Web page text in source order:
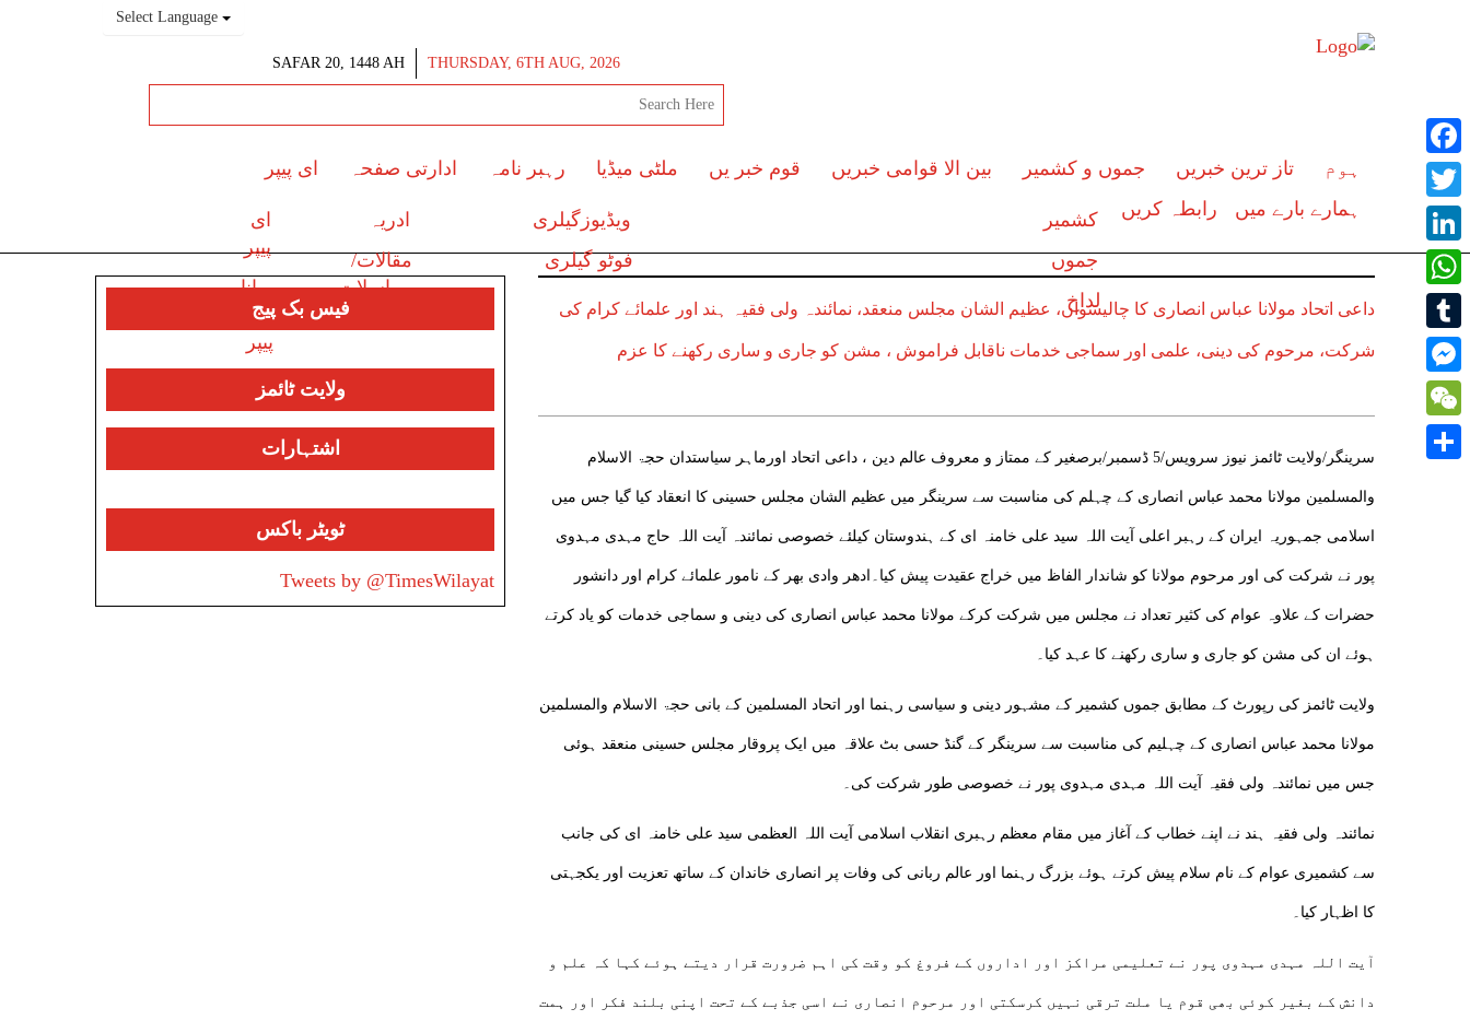
Select Language
SAFAR 20, 1448 AH THURSDAY, 6TH AUG, 2026
ہوم تاز ترین خبریں جموں و کشمیر
کشمیر
جموں
لداخ
بین الا قوامی خبریں قوم خبر یں ملٹی میڈیا
ویڈیوزگیلری
فوٹو گیلری
رہبر نامہ ادارتی صفحہ
ادریہ
مقالات/
مراسلات
ای پیپر
ای
پیپر
پرانا
ای
پیپر
ہمارے بارے میں رابطہ کریں
فیس بک پیج
ولایت ٹائمز
اشتہارات
ٹویٹر باکس
Tweets by @TimesWilayat
داعی اتحاد مولانا عباس انصاری کا چالیسواں، عظیم الشان مجلس منعقد، نمائندہ ولی فقیہ ہند اور علمائے کرام کی
شرکت، مرحوم کی دینی، علمی اور سماجی خدمات ناقابل فراموش ، مشن کو جاری و ساری رکھنے کا عزم
سرینگر/ولایت ٹائمز نیوز سرویس/5 ڈسمبر/برصغیر کے ممتاز و معروف عالم دین ، داعی اتحاد اورماہر سیاستدان حجۃ الاسلام
والمسلمین مولانا محمد عباس انصاری کے چہلم کی مناسبت سے سرینگر میں عظیم الشان مجلس حسینی کا انعقاد کیا گیا جس میں
اسلامی جمہوریہ ایران کے رہبر اعلی آیت اللہ سید علی خامنہ ای کے ہندوستان کیلئے خصوصی نمائندہ آیت اللہ حاج مہدی مہدوی
پور نے شرکت کی اور مرحوم مولانا کو شاندار الفاظ میں خراج عقیدت پیش کیا۔ادھر وادی بھر کے نامور علمائے کرام اور دانشور
حضرات کے علاوہ عوام کی کثیر تعداد نے مجلس میں شرکت کرکے مولانا محمد عباس انصاری کی دینی و سماجی خدمات کو یاد کرتے
ہوئے ان کی مشن کو جاری و ساری رکھنے کا عہد کیا۔
ولایت ٹائمز کی رپورٹ کے مطابق جموں کشمیر کے مشہور دینی و سیاسی رہنما اور اتحاد المسلمین کے بانی حجۃ الاسلام والمسلمین
مولانا محمد عباس انصاری کے چہلیم کی مناسبت سے سرینگر کے گنڈ حسی بٹ علاقہ میں ایک پروقار مجلس حسینی منعقد ہوئی
جس میں نمائندہ ولی فقیہ آیت اللہ مہدی مہدوی پور نے خصوصی طور شرکت کی۔
نمائندہ ولی فقیہ ہند نے اپنے خطاب کے آغاز میں مقام معظم رہبری انقلاب اسلامی آیت اللہ العظمی سید علی خامنہ ای کی جانب
سے کشمیری عوام کے نام سلام پیش کرتے ہوئے بزرگ رہنما اور عالم ربانی کی وفات پر انصاری خاندان کے ساتھ تعزیت اور یکجہتی
کا اظہار کیا۔
آیت اللہ مہدی مہدوی پور نے تعلیمی مراکز اور اداروں کے فروغ کو وقت کی اہم ضرورت قرار دیتے ہوئے کہا کہ علم و
دانش کے بغیر کوئی بھی قوم یا ملت ترقی نہیں کرسکتی اور مرحوم انصاری نے اسی جذبے کے تحت اپنی بلند فکر اور ہمت
Facebook
Twitter
LinkedIn
WhatsApp
Tumblr
Messenger
WeChat